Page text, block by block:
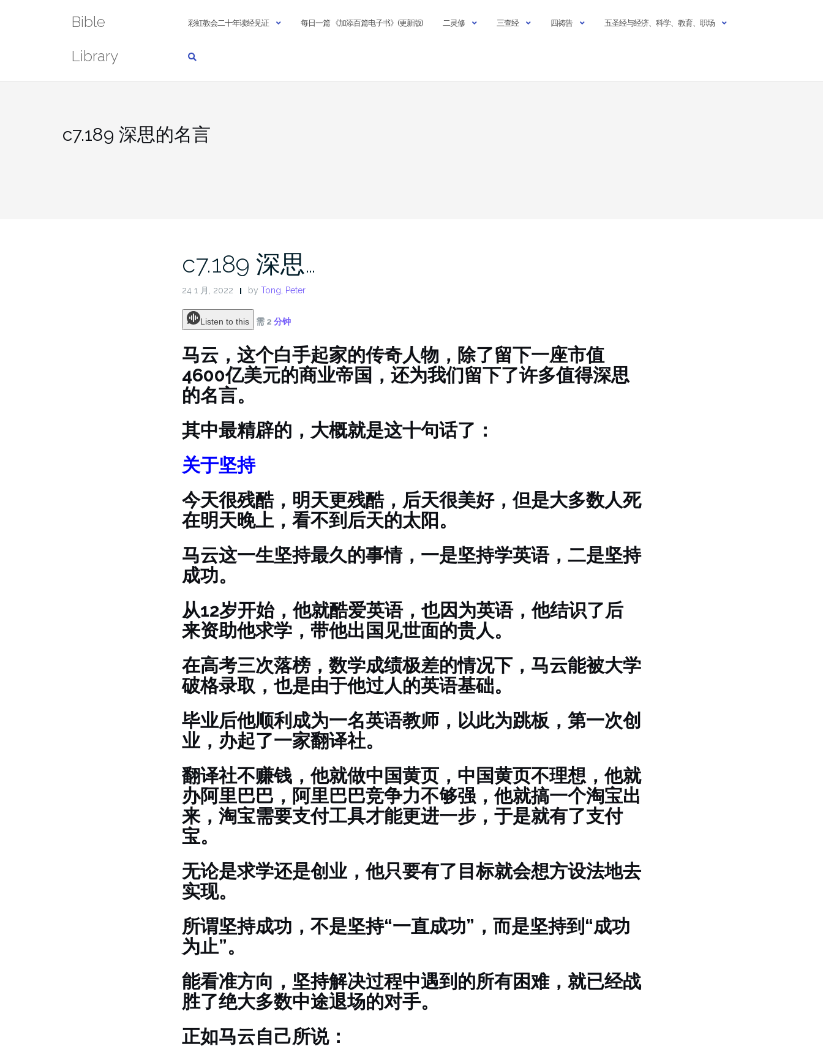
Bible
Library
彩虹教会二十年读经见证 每日一篇 《加添百篇电子书》(更新版) 二灵修 三查经 四祷告 五圣经与经济、科学、教育、职场
c7.189 深思的名言
c7.189 深思…
24 1 月, 2022 by Tong, Peter
Listen to this 需 2 分钟
马云，这个白手起家的传奇人物，除了留下一座市值
4600亿美元的商业帝国，还为我们留下了许多值得深思
的名言。
其中最精辟的，大概就是这十句话了：
关于坚持
今天很残酷，明天更残酷，后天很美好，但是大多数人死
在明天晚上，看不到后天的太阳。
马云这一生坚持最久的事情，一是坚持学英语，二是坚持
成功。
从12岁开始，他就酷爱英语，也因为英语，他结识了后
来资助他求学，带他出国见世面的贵人。
在高考三次落榜，数学成绩极差的情况下，马云能被大学
破格录取，也是由于他过人的英语基础。
毕业后他顺利成为一名英语教师，以此为跳板，第一次创
业，办起了一家翻译社。
翻译社不赚钱，他就做中国黄页，中国黄页不理想，他就
办阿里巴巴，阿里巴巴竞争力不够强，他就搞一个淘宝出
来，淘宝需要支付工具才能更进一步，于是就有了支付
宝。
无论是求学还是创业，他只要有了目标就会想方设法地去
实现。
所谓坚持成功，不是坚持“一直成功”，而是坚持到“成功
为止”。
能看准方向，坚持解决过程中遇到的所有困难，就已经战
胜了绝大多数中途退场的对手。
正如马云自己所说：